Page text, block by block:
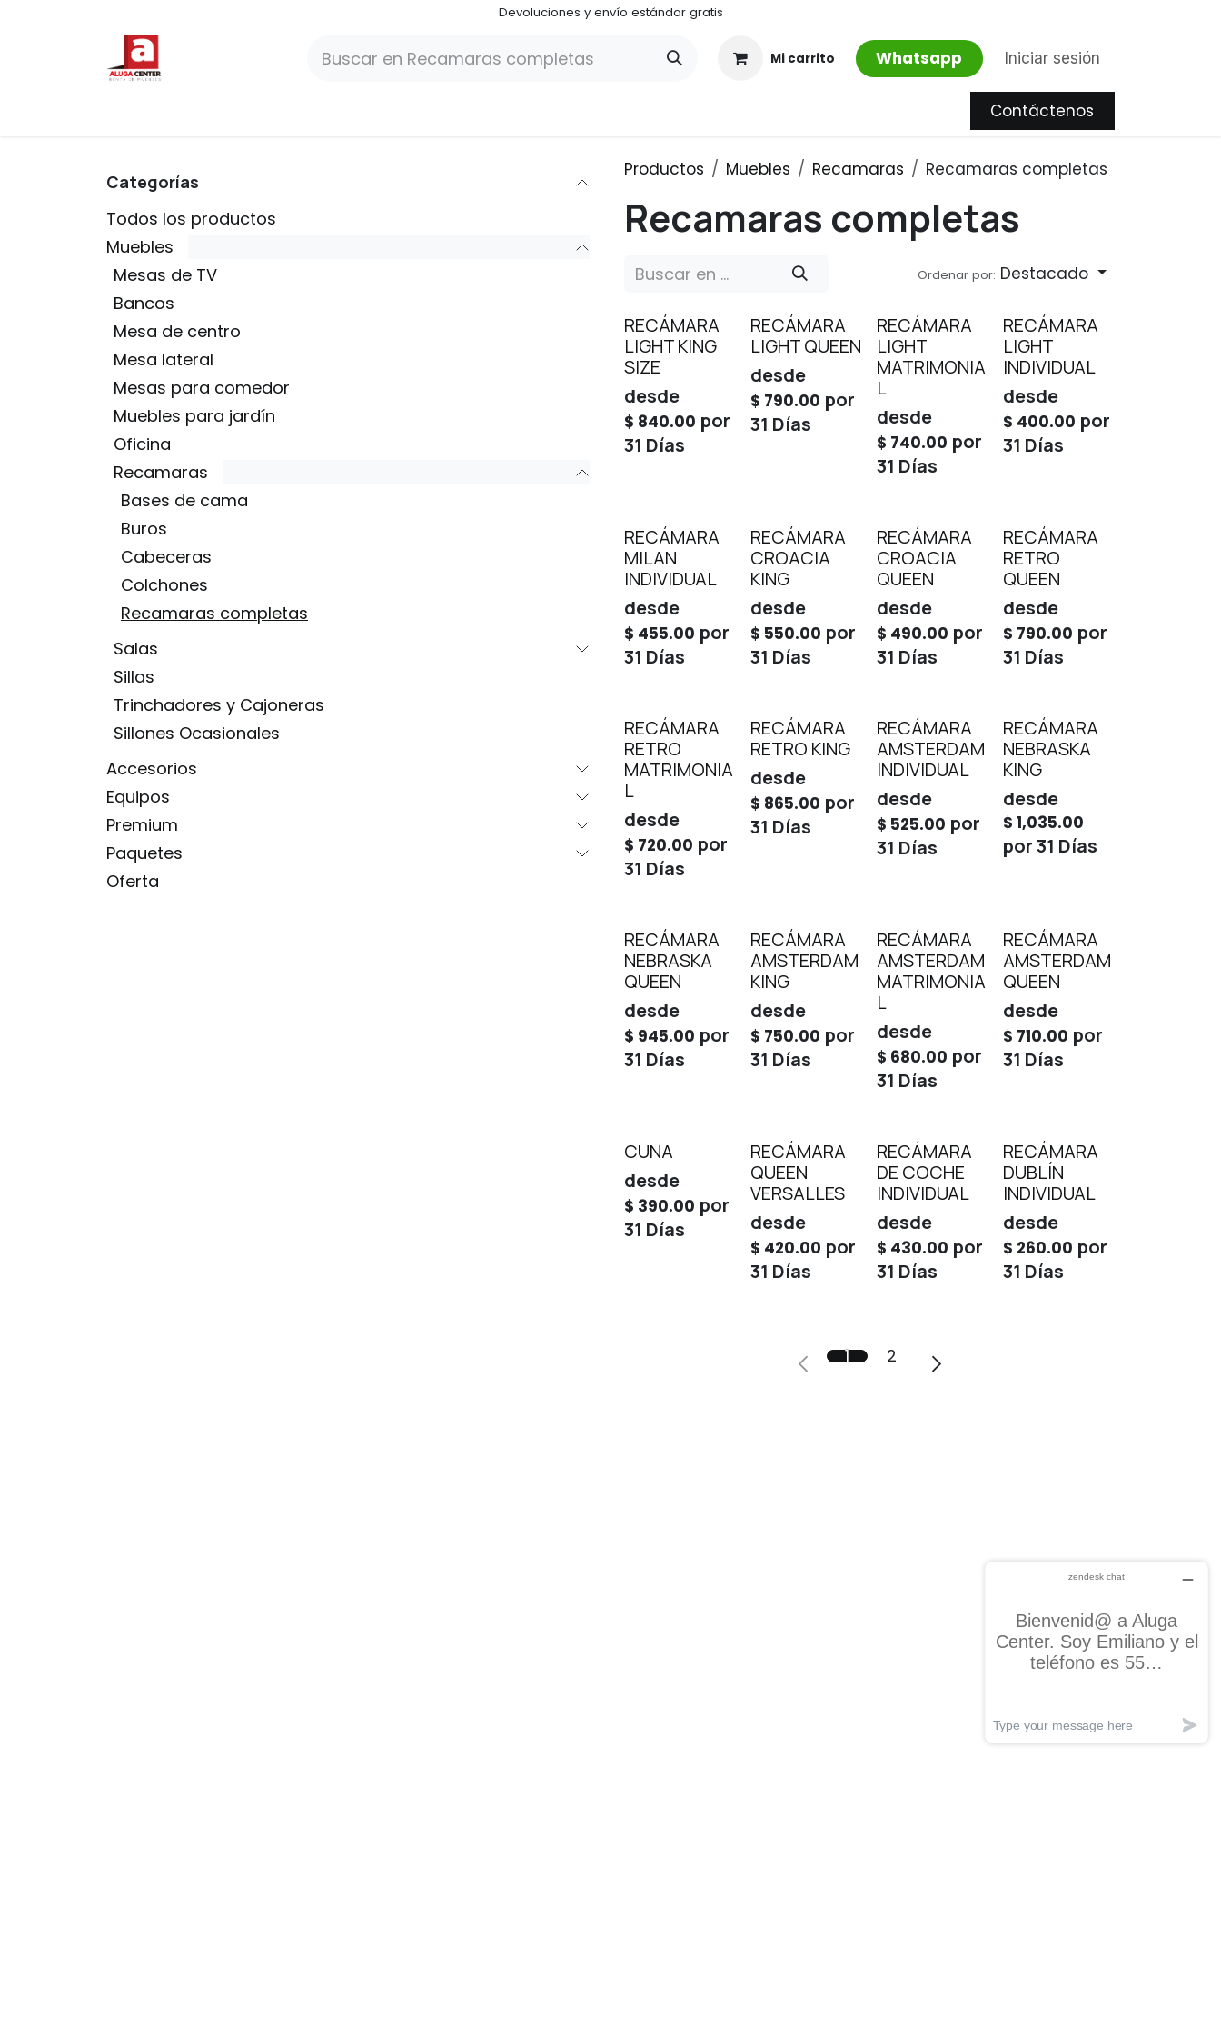
Devoluciones y envío estándar gratis
Mi carrito Whatsapp Iniciar sesión
Contáctenos
Categorías
Todos los productos
Muebles
Mesas de TV
Bancos
Mesa de centro
Mesa lateral
Mesas para comedor
Muebles para jardín
Oficina
Recamaras
Bases de cama
Buros
Cabeceras
Colchones
Recamaras completas
Salas
Sillas
Trinchadores y Cajoneras
Sillones Ocasionales
Accesorios
Equipos
Premium
Paquetes
Oferta
Productos Muebles Recamaras Recamaras completas
Recamaras completas
Ordenar por: Destacado
RECÁMARA
LIGHT KING
SIZE
desde
$ 840.00 por
31 Días
RECÁMARA
LIGHT QUEEN
desde
$ 790.00 por
31 Días
RECÁMARA
LIGHT
MATRIMONIA
L
desde
$ 740.00 por
31 Días
RECÁMARA
LIGHT
INDIVIDUAL
desde
$ 400.00 por
31 Días
RECÁMARA
MILAN
INDIVIDUAL
desde
$ 455.00 por
31 Días
RECÁMARA
CROACIA
KING
desde
$ 550.00 por
31 Días
RECÁMARA
CROACIA
QUEEN
desde
$ 490.00 por
31 Días
RECÁMARA
RETRO
QUEEN
desde
$ 790.00 por
31 Días
RECÁMARA
RETRO
MATRIMONIA
L
desde
$ 720.00 por
31 Días
RECÁMARA
RETRO KING
desde
$ 865.00 por
31 Días
RECÁMARA
AMSTERDAM
INDIVIDUAL
desde
$ 525.00 por
31 Días
RECÁMARA
NEBRASKA
KING
desde
$ 1,035.00
por31 Días
RECÁMARA
NEBRASKA
QUEEN
desde
$ 945.00 por
31 Días
RECÁMARA
AMSTERDAM
KING
desde
$ 750.00 por
31 Días
RECÁMARA
AMSTERDAM
MATRIMONIA
L
desde
$ 680.00 por
31 Días
RECÁMARA
AMSTERDAM
QUEEN
desde
$ 710.00 por
31 Días
CUNA
desde
$ 390.00 por
31 Días
RECÁMARA
QUEEN
VERSALLES
desde
$ 420.00 por
31 Días
RECÁMARA
DE COCHE
INDIVIDUAL
desde
$ 430.00 por
31 Días
RECÁMARA
DUBLÍN
INDIVIDUAL
desde
$ 260.00 por
31 Días
1 2